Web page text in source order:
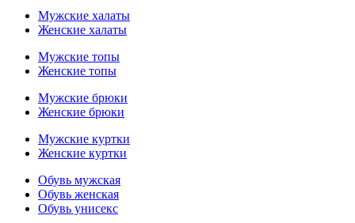
Мужские халаты
Женские халаты
Мужские топы
Женские топы
Мужские брюки
Женские брюки
Мужские куртки
Женские куртки
Обувь мужская
Обувь женская
Обувь унисекс